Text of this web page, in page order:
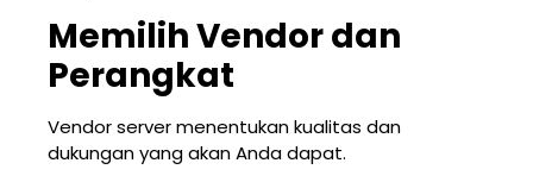
Memilih Vendor dan
Perangkat
Vendor server menentukan kualitas dan
dukungan yang akan Anda dapat.